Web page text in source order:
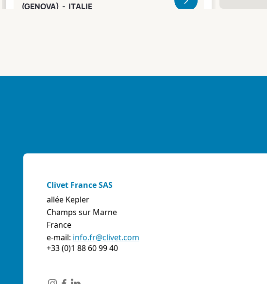
(GENOVA) - ITALIE
VIA MAESTRI DEL LAVORO, 4 - Z.I., 05023 BASCHI
0744/957610
0744956015
info@aziendaserviziitalia.it
Tertiary/Industrial
A.VENTI SRL
Clivet France SAS
allée Kepler
Champs sur Marne
France
e-mail: info.fr@clivet.com
+33 (0)1 88 60 99 40